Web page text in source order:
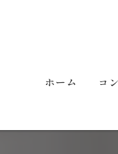
ホーム コ